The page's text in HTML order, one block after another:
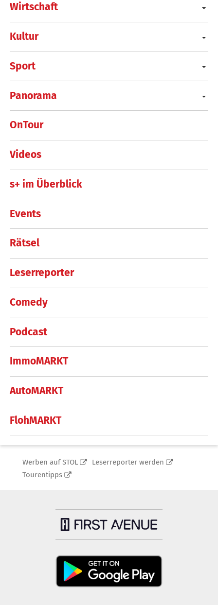
Wirtschaft
Kultur
Sport
Panorama
OnTour
Videos
s+ im Überblick
Events
Rätsel
Leserreporter
Comedy
Podcast
ImmoMARKT
AutoMARKT
FlohMARKT
Werben auf STOL
Leserreporter werden
Tourentipps